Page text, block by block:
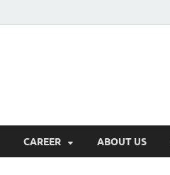
CAREER ABOUT US